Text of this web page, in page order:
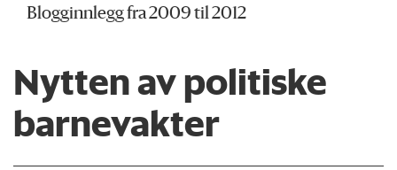
Blogginnlegg fra 2009 til 2012
Nytten av politiske
barnevakter